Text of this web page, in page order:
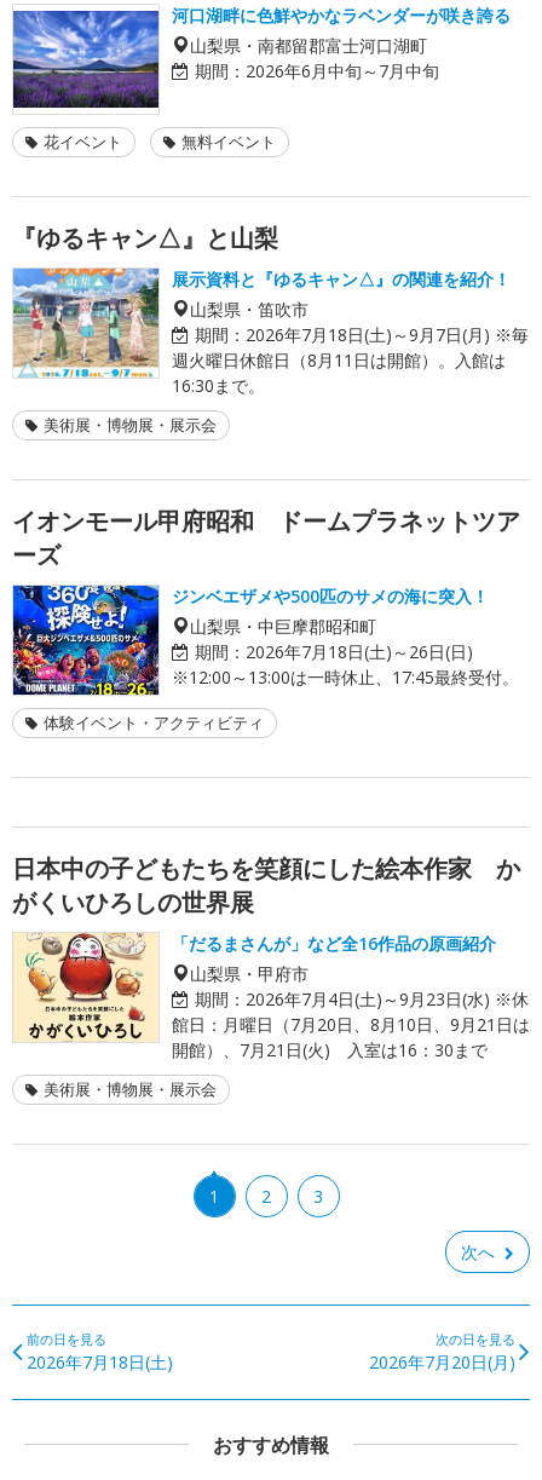
河口湖畔に色鮮やかなラベンダーが咲き誇る
山梨県・南都留郡富士河口湖町
期間： 2026年6月中旬～7月中旬
花イベント 無料イベント
『ゆるキャン△』と山梨
展示資料と『ゆるキャン△』の関連を紹介！
山梨県・笛吹市
期間： 2026年7月18日(土)～9月7日(月) ※毎
週火曜日休館日（8月11日は開館）。入館は
16:30まで。
美術展・博物展・展示会
イオンモール甲府昭和 ドームプラネットツア
ーズ
ジンベエザメや500匹のサメの海に突入！
山梨県・中巨摩郡昭和町
期間： 2026年7月18日(土)～26日(日)
※12:00～13:00は一時休止、17:45最終受付。
体験イベント・アクティビティ
日本中の子どもたちを笑顔にした絵本作家 か
がくいひろしの世界展
「だるまさんが」など全16作品の原画紹介
山梨県・甲府市
期間： 2026年7月4日(土)～9月23日(水) ※休
館日：月曜日（7月20日、8月10日、9月21日は
開館）、7月21日(火) 入室は16：30まで
美術展・博物展・展示会
1 2 3
次へ
前の日を見る
2026年7月18日(土)
次の日を見る
2026年7月20日(月)
おすすめ情報